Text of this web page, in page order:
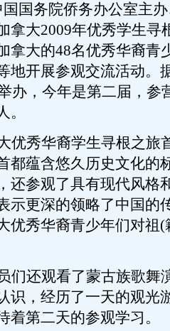
国务院侨务办公室主
拿大2009年优秀学生寻
拿大的48名优秀华裔青
地开展参观交流活动。
办，今年是第二届，参
。
秀华裔学生寻根之旅
都蕴含悠久历史文化的
还参观了具有现代风格
示更深的领略了中国的
优秀华裔青少年们对祖
还观看了蒙古族歌舞
识，经历了一天的观光
着第二天的参观学习。